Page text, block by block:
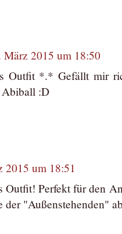
März 2015 um 18:50
Outfit *.* Gefällt mir
Abiball :D
2015 um 18:51
Perfekt für den
der "Außenstehenden"